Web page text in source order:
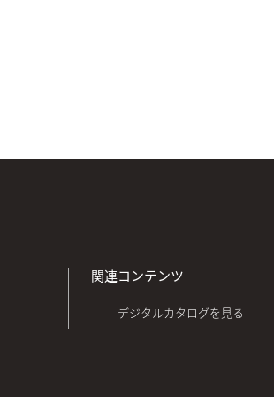
関連コンテンツ
デジタルカタログを見る